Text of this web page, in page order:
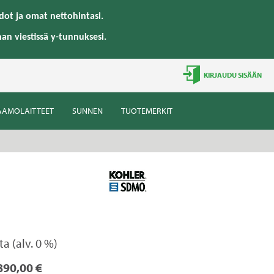
ja omat nettohintasi.
viestissä y-tunnuksesi.
KIRJAUDU SISÄÄN
SUNNEN TUOTEMERKIT
(alv. 0 %)
€